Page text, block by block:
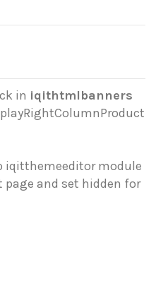
in iqithtmlbanners
iqitthemeeditor module
page and set hidden for